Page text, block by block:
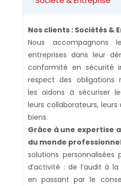
Nos clients : Sociétés &
Nous accompagnons
entreprises dans leur
conformité en sécurité
respect des obligations
les aidons à sécuriser
leurs collaborateurs,
biens.
Grâce à une expertise
du monde
solutions
d’activité : de l’audit à
en passant par le